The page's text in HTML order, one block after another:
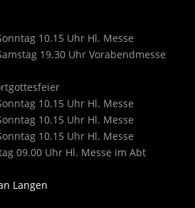
10.15 Uhr Hl. Messe
19.30 Uhr Vorabendmesse
10.15 Uhr Hl. Messe
10.15 Uhr Hl. Messe
10.15 Uhr Hl. Messe
09.00 Uhr Hl. Messe im Abt
Langen